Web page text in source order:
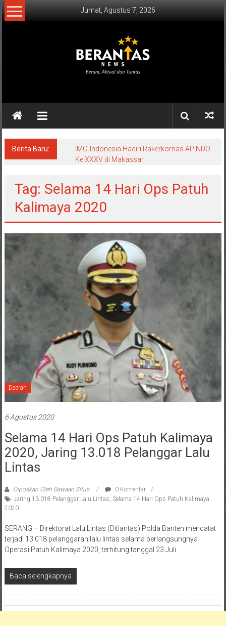
Lompat
ke
Jumat, Agustus 7, 2026
NEWS
Aktual
Tuntas.
Berita Baru:
IMO-Indonesia Hadiri Rakerkornas APINDO
Ke XXXV di Makassar
Tag: Selama 14 Hari Ops Patuh
Kalimaya 2020
Daerah
6 Agustus 2020
Selama 14 Hari Ops Patuh Kalimaya
2020, Jaring 13.018 Pelanggar Lalu
Lintas
Diposkan Oleh:Bawaan Situs
0 Komentar
Jaring 13.018 Pelanggar Lalu Lintas Selama 14 Hari Ops Patuh Kalimaya
2020
SERANG – Direktorat Lalu Lintas (Ditlantas) Polda Banten mencatat
terjadi 13.018 pelanggaran lalu lintas selama berlangsungnya
Operasi Patuh Kalimaya 2020, terhitung tanggal 23 Juli
Baca selengkapnya